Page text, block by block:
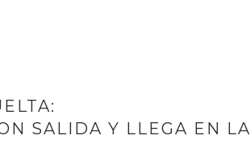
SALIDA Y LLEGA EN LA